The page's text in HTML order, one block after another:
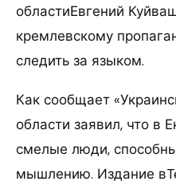
областиЕвгений
кремлевскому
следить за языком.
Как сообщает
области заявил, что в
смелые люди,
мышлению. Издание